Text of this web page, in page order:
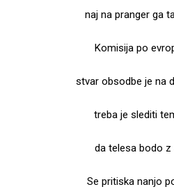
naj na pranger ga
Komisija po
stvar obsodbe je na
treba je slediti
da telesa bodo z
Se pritiska nanjo